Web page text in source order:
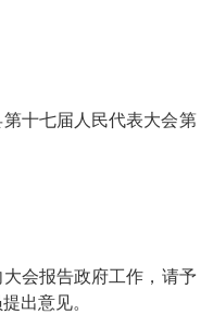
七届人民代表大会第
会报告政府工作，请予
出意见。